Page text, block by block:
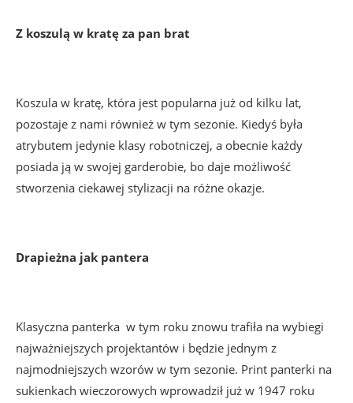
Z koszulą w kratę za pan brat
Koszula w kratę, która jest popularna już od kilku lat,
pozostaje z nami również w tym sezonie. Kiedyś była
atrybutem jedynie klasy robotniczej, a obecnie każdy
posiada ją w swojej garderobie, bo daje możliwość
stworzenia ciekawej stylizacji na różne okazje.
Drapieżna jak pantera
Klasyczna panterka w tym roku znowu trafiła na wybiegi
najważniejszych projektantów i będzie jednym z
najmodniejszych wzorów w tym sezonie. Print panterki na
sukienkach wieczorowych wprowadził już w 1947 roku